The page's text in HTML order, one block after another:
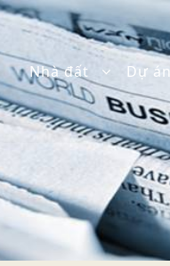
Nhà đất Dự án